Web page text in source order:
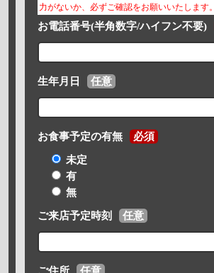
力がないか、必ずご確認をお願いいたします。
お電話番号(半角数字/ハイフン不要)
生年月日 任意
お食事予定の有無 必須
未定
有
無
ご来店予定時刻 任意
ご住所 任意